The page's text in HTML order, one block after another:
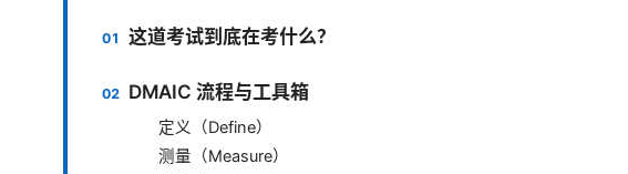
这道考试到底在考什么？
DMAIC 流程与工具箱
定义（Define）
测量（Measure）